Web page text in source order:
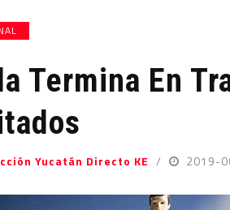
Termina En
Yucatán Directo KE 2019-